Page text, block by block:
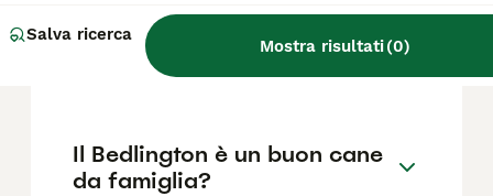
Salva ricerca
Mostra risultati(0)
Dove posso trovare
allevamenti di Bedlington
Terrier in Italia?
Il Bedlington è un buon cane
da famiglia?